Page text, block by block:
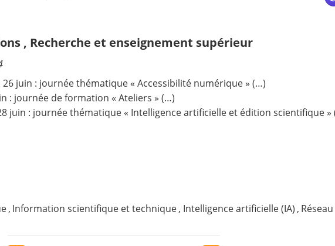
, Recherche et enseignement supérieur
26 juin : journée thématique « Accessibilité numérique » (…)
: journée de formation « Ateliers » (…)
juin : journée thématique « Intelligence artificielle et édition scientifique »
, Information scientifique et technique, Intelligence artificielle (IA) ,